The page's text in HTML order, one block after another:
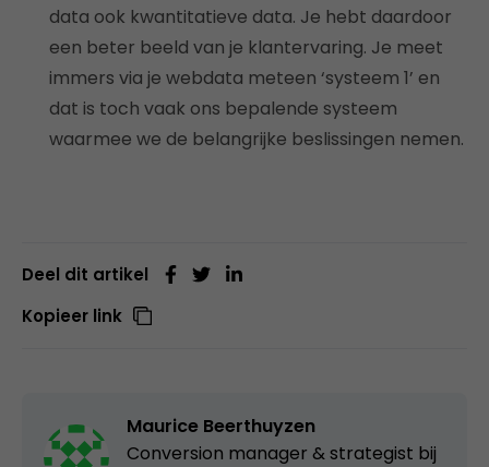
data ook kwantitatieve data. Je hebt daardoor
een beter beeld van je klantervaring. Je meet
immers via je webdata meteen ‘systeem 1’ en
dat is toch vaak ons bepalende systeem
waarmee we de belangrijke beslissingen nemen.
Deel dit artikel
Kopieer link
Maurice Beerthuyzen
Conversion manager & strategist bij